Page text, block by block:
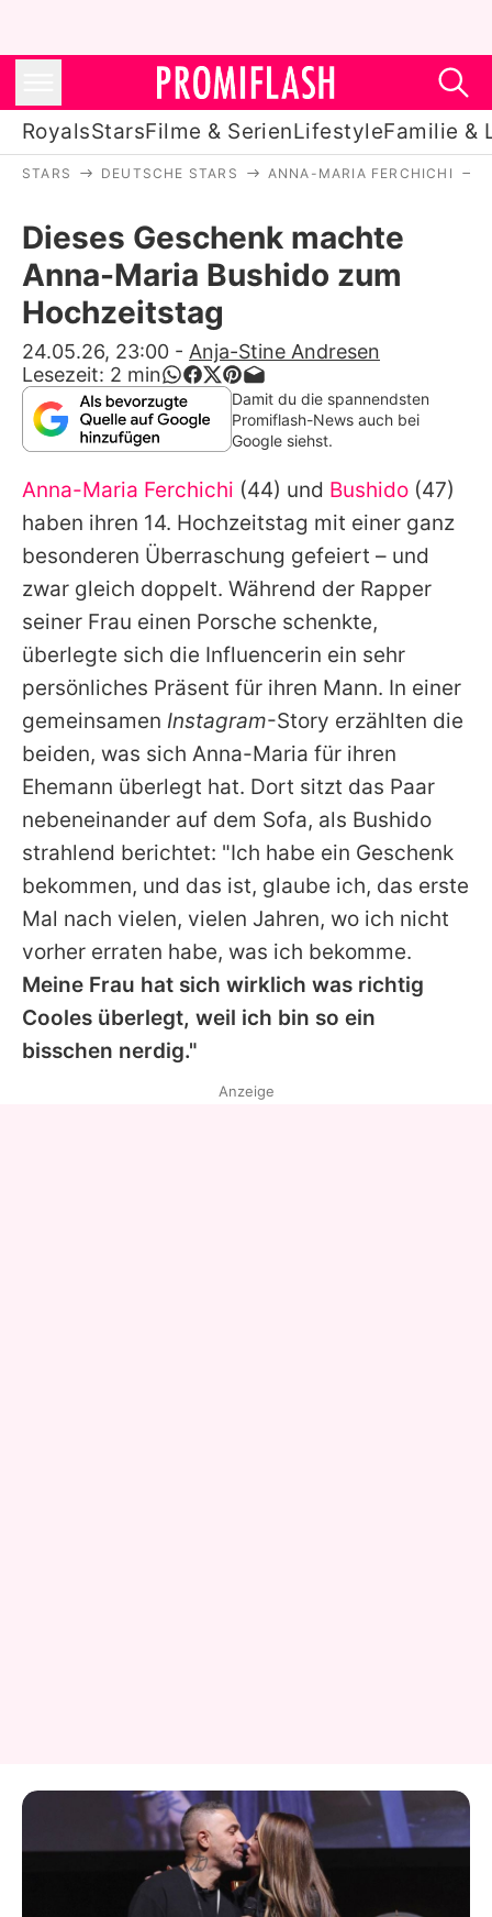
RoyalsStarsFilme & SerienLifestyleFamilie &
Stars
Filme & Serien
Lifestyle
Familie & Liebe
Promiflash Exklusiv
Alle Themen auf Promiflash
Jobs
App runterladen
Team
Redaktionelle Richtlinien
Impressum
Datenschutzerklärung
Nutzungsbedingungen
Utiq verwalten
STARS DEUTSCHE STARS ANNA-MARIA FERCHICHI
Dieses Geschenk machte
Anna-Maria Bushido zum
Hochzeitstag
24.05.26, 23:00 - Anja-Stine Andresen
Lesezeit: 2 min
Damit du die spannendsten
Promiflash-News auch bei
Google siehst.
Anna-Maria Ferchichi (44) und Bushido (47)
haben ihren 14. Hochzeitstag mit einer ganz
besonderen Überraschung gefeiert – und
zwar gleich doppelt. Während der Rapper
seiner Frau einen Porsche schenkte,
überlegte sich die Influencerin ein sehr
persönliches Präsent für ihren Mann. In einer
gemeinsamen Instagram-Story erzählten die
beiden, was sich Anna-Maria für ihren
Ehemann überlegt hat. Dort sitzt das Paar
nebeneinander auf dem Sofa, als Bushido
strahlend berichtet: "Ich habe ein Geschenk
bekommen, und das ist, glaube ich, das erste
Mal nach vielen, vielen Jahren, wo ich nicht
vorher erraten habe, was ich bekomme.
Meine Frau hat sich wirklich was richtig
Cooles überlegt, weil ich bin so ein
bisschen nerdig."
Anzeige